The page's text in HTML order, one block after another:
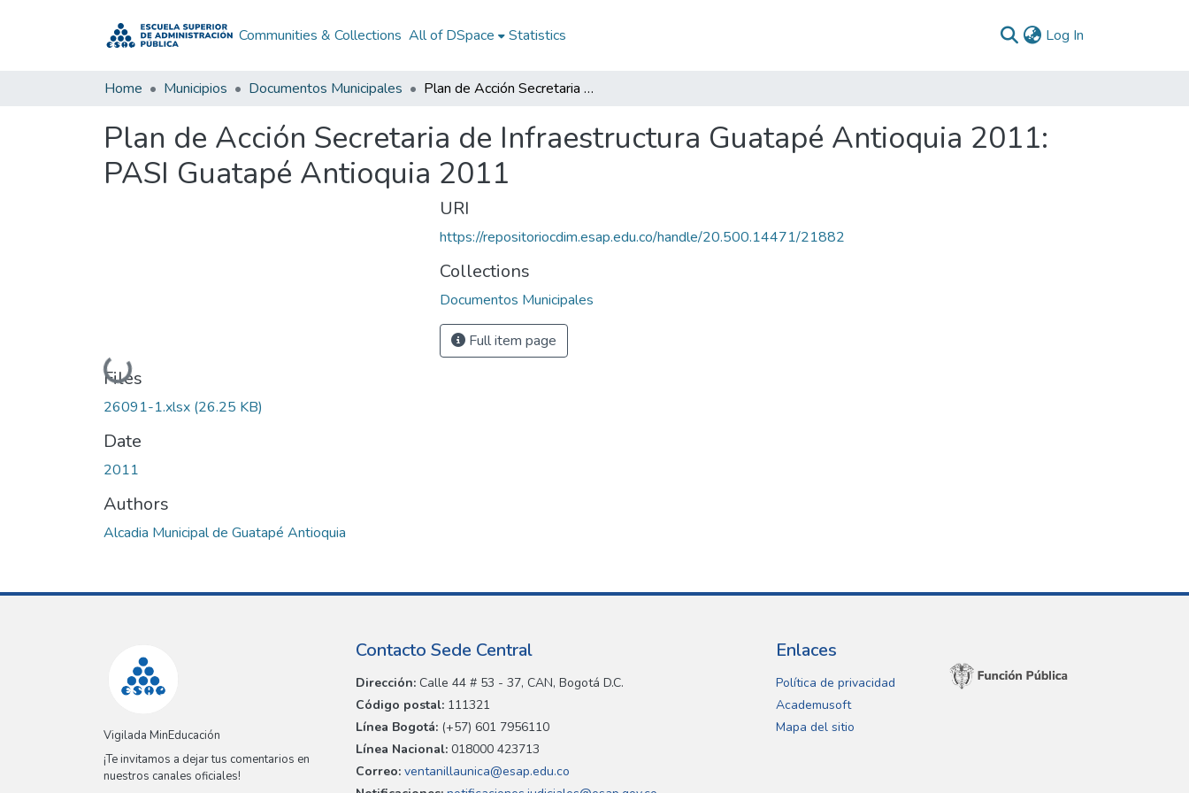
Communities & Collections All of DSpace Statistics Log In
Home Municipios Documentos Municipales Plan de Acción Secretaria de Infraestructura Guatapé Antioquia 2011: PASI Guatapé Antioquia 2011
Plan de Acción Secretaria de Infraestructura Guatapé Antioquia 2011:
PASI Guatapé Antioquia 2011
Loading...
Files
26091-1.xlsx (26.25 KB)
Date
2011
Authors
Alcadia Municipal de Guatapé Antioquia
URI
https://repositoriocdim.esap.edu.co/handle/20.500.14471/21882
Collections
Documentos Municipales
Full item page
Vigilada MinEducación
¡Te invitamos a dejar tus comentarios en
nuestros canales oficiales!
Contacto Sede Central
Dirección: Calle 44 # 53 - 37, CAN, Bogotá D.C.
Código postal: 111321
Línea Bogotá: (+57) 601 7956110
Línea Nacional: 018000 423713
Correo: ventanillaunica@esap.edu.co
Enlaces
Política de privacidad
Academusoft
Mapa del sitio